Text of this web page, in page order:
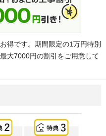
得です。期間限定の1万円特別
大7000円の割引をご用意して